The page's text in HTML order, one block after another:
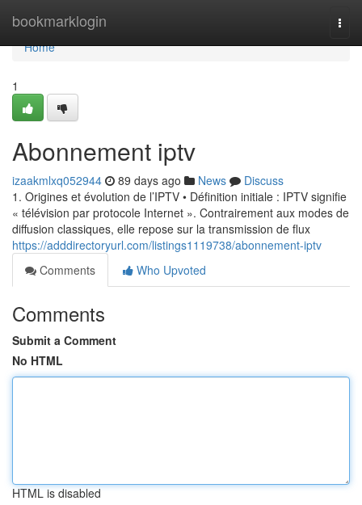
bookmarklogin
Home
Home
1
Abonnement iptv
izaakmlxq052944 89 days ago News
Discuss
1. Origines et évolution de l’IPTV • Définition initiale : IPTV signifie
« télévision par protocole Internet ». Contrairement aux modes de
diffusion classiques, elle repose sur la transmission de flux
https://adddirectoryurl.com/listings1119738/abonnement-iptv
Comments
Who Upvoted
Comments
Submit a Comment
No HTML
HTML is disabled